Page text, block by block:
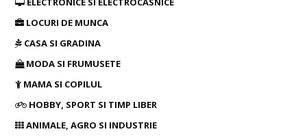
LOCURI DE MUNCA
CASA SI GRADINA
MODA SI FRUMUSETE
MAMA SI COPILUL
HOBBY, SPORT SI TIMP LIBER
ANIMALE, AGRO SI INDUSTRIE